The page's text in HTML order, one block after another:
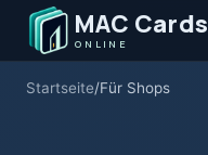
MAC Cards
ONLINE
Startseite/Für Shops